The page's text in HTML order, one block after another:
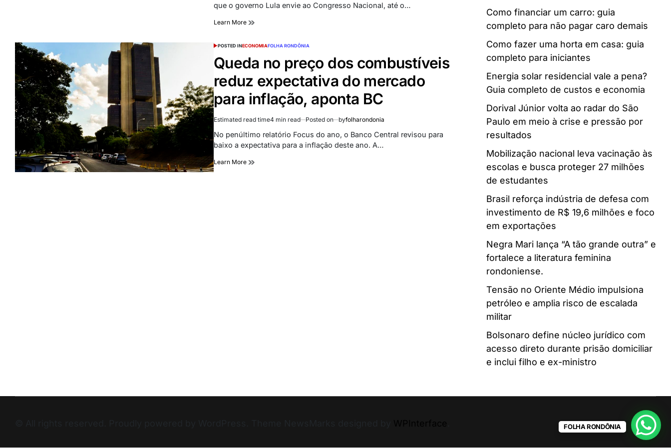
que o governo Lula envie ao Congresso Nacional, até o…
Learn More
POSTED INECONOMIAFOLHA RONDÔNIA
Queda no preço dos combustíveis
reduz expectativa do mercado
para inflação, aponta BC
Estimated read time4 min read Posted on byfolharondonia
No penúltimo relatório Focus do ano, o Banco Central revisou para
baixo a expectativa para a inflação deste ano. A…
Learn More
Como financiar um carro: guia
completo para não pagar caro demais
Como fazer uma horta em casa: guia
completo para iniciantes
Energia solar residencial vale a pena?
Guia completo de custos e economia
Dorival Júnior volta ao radar do São
Paulo em meio à crise e pressão por
resultados
Mobilização nacional leva vacinação às
escolas e busca proteger 27 milhões
de estudantes
Brasil reforça indústria de defesa com
investimento de R$ 19,6 milhões e foco
em exportações
Negra Mari lança “A tão grande outra” e
fortalece a literatura feminina
rondoniense.
Tensão no Oriente Médio impulsiona
petróleo e amplia risco de escalada
militar
Bolsonaro define núcleo jurídico com
acesso direto durante prisão domiciliar
e inclui filho e ex-ministro
FOLHA RONDÔNIA